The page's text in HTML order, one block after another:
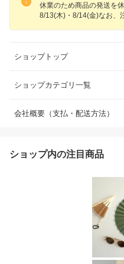
休業のため商品の発送を
8/13(木)・8/14(金)なお、
ショップトップ
ショップカテゴリ一覧
会社概要（支払・配送方法）
ショップ内の注目商品